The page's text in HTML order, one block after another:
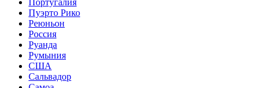
Пуэрто Рико
Реюньон
Россия
Руанда
Румыния
США
Сальвадор